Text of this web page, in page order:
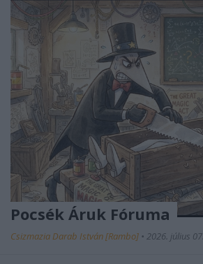
Pocsék Áruk Fóruma
Csizmazia Darab István [Rambo] • 2026. július 07.